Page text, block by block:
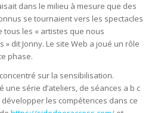
dans le milieu à mesure que des
se tournaient vers les spectacles
tous les « artistes que nous
» dit Jonny. Le site Web a joué un rôle
phase.
sur la sensibilisation.
une série d’ateliers, de séances a b c
les compétences dans ce